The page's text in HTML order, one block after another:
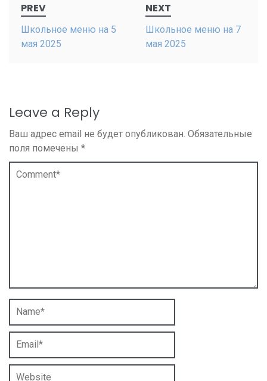
navigation
PREV
Школьное меню на 5
мая 2025
NEXT
Школьное меню на 7
мая 2025
Leave a Reply
Ваш адрес email не будет опубликован. Обязательные
поля помечены *